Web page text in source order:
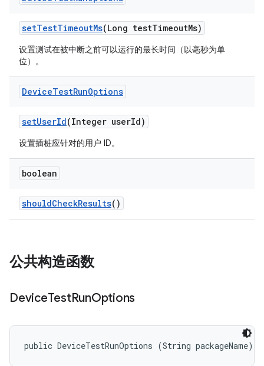
setTestTimeoutMs(Long testTimeoutMs)
设置测试在被中断之前可以运行的最长时间（以毫秒为单
位）。
DeviceTestRunOptions
setUserId(Integer userId)
设置插桩应针对的用户 ID。
boolean
shouldCheckResults()
公共构造函数
DeviceTestRunOptions
public DeviceTestRunOptions (String packageName)